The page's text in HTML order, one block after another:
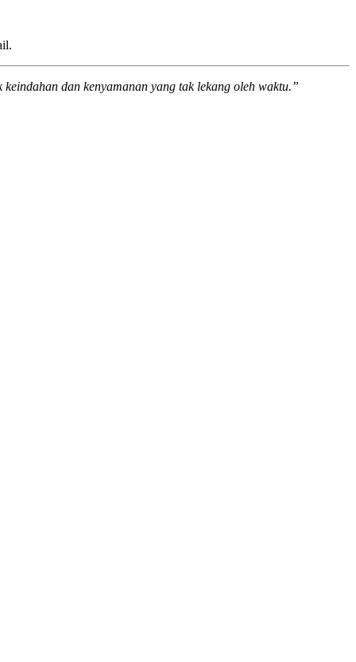
keindahan dan kenyamanan yang tak lekang oleh waktu.”